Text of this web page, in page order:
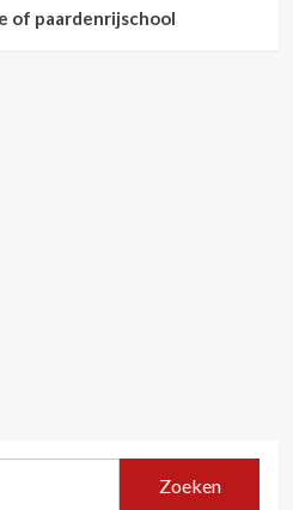
of paardenrijschool